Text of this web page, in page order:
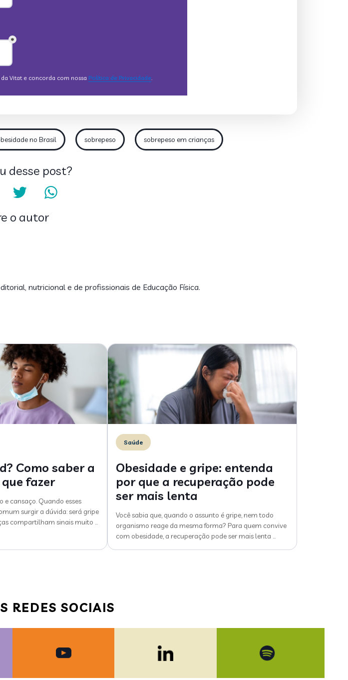
no Brasil sobrepeso sobrepeso em crianças
desse post?
o autor
nutricional e de profissionais de Educação Física.
Como saber a
fazer
e cansaço. Quando esses
surgir a dúvida: será gripe
compartilham sinais muito …
Saúde
Obesidade e gripe: entenda
por que a recuperação pode
ser mais lenta
Você sabia que, quando o assunto é gripe, nem todo
organismo reage da mesma forma? Para quem convive
com obesidade, a recuperação pode ser mais lenta …
REDES SOCIAIS